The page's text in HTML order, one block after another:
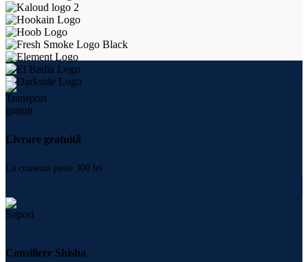
Livrare gratuită
La comenzi peste 300 lei
Consiliere Shisha